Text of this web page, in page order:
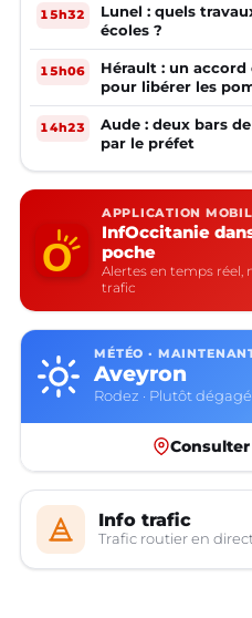
15h32
Lunel : quels
écoles ?
15h06
Hérault : un accord
pour libérer les
14h23
Aude : deux bars
par le préfet
APPLICATION
InfOccitanie
poche
Alertes en temps réel,
trafic
MÉTÉO ·
Aveyron
Rodez · Plutôt dégagé
Info trafic
Trafic routier en